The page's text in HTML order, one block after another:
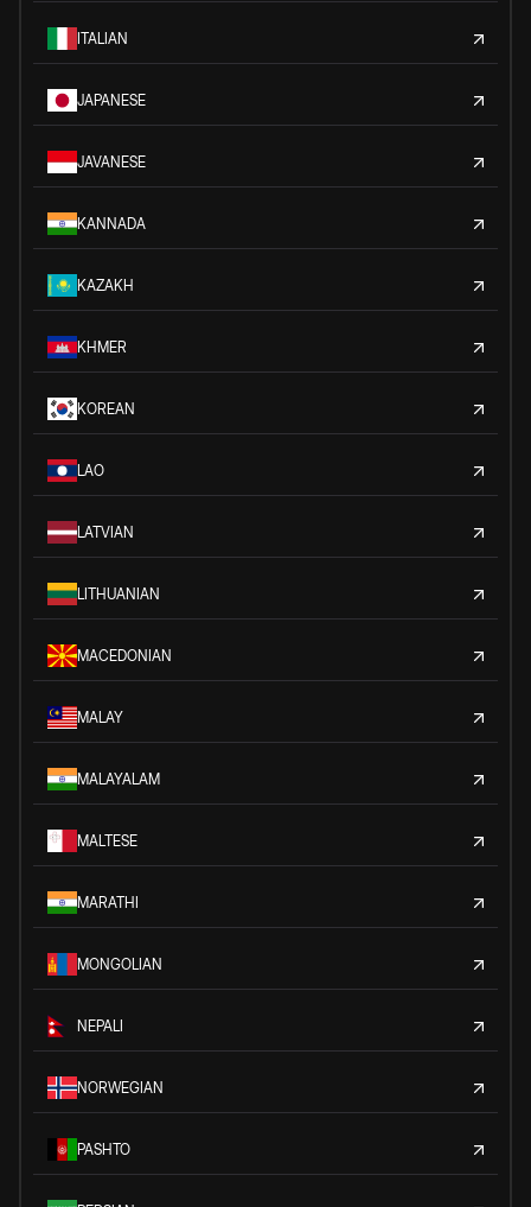
ITALIAN
JAPANESE
JAVANESE
KANNADA
KAZAKH
KHMER
KOREAN
LAO
LATVIAN
LITHUANIAN
MACEDONIAN
MALAY
MALAYALAM
MALTESE
MARATHI
MONGOLIAN
NEPALI
NORWEGIAN
PASHTO